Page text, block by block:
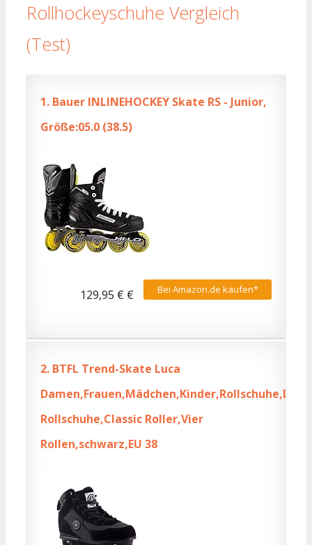
Rollhockeyschuhe Vergleich
(Test)
1. Bauer INLINEHOCKEY Skate RS - Junior,
Größe:05.0 (38.5)
Bei Amazon.de kaufen*
129,95 € €
2. BTFL Trend-Skate Luca
Rollschuhe,Classic Roller,Vier
Rollen,schwarz,EU 38